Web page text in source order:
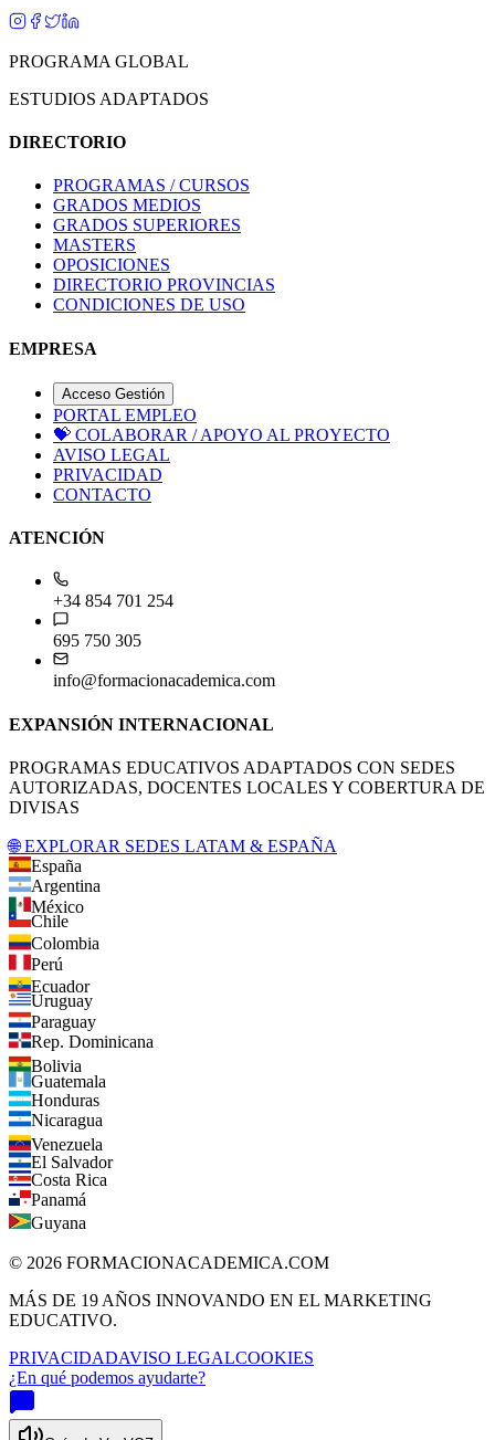
PROGRAMA GLOBAL
ESTUDIOS ADAPTADOS
DIRECTORIO
PROGRAMAS / CURSOS
GRADOS MEDIOS
GRADOS SUPERIORES
MASTERS
OPOSICIONES
DIRECTORIO PROVINCIAS
CONDICIONES DE USO
EMPRESA
Acceso Gestión
PORTAL EMPLEO
💝 COLABORAR / APOYO AL PROYECTO
AVISO LEGAL
PRIVACIDAD
CONTACTO
ATENCIÓN
+34 854 701 254
695 750 305
info@formacionacademica.com
EXPANSIÓN INTERNACIONAL
PROGRAMAS EDUCATIVOS ADAPTADOS CON SEDES
AUTORIZADAS, DOCENTES LOCALES Y COBERTURA DE
DIVISAS
🌐 EXPLORAR SEDES LATAM & ESPAÑA
España
Argentina
México
Chile
Colombia
Perú
Ecuador
Uruguay
Paraguay
Rep. Dominicana
Bolivia
Guatemala
Honduras
Nicaragua
Venezuela
El Salvador
Costa Rica
Panamá
Guyana
© 2026 FORMACIONACADEMICA.COM
MÁS DE 19 AÑOS INNOVANDO EN EL MARKETING
EDUCATIVO.
PRIVACIDADAVISO LEGALCOOKIES
¿En qué podemos ayudarte?